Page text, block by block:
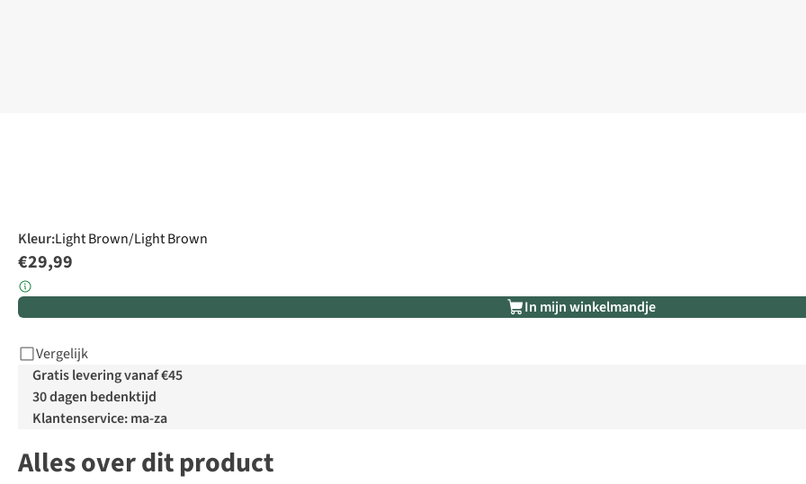
Kleur:Light Brown/Light Brown
€29,99
In mijn winkelmandje
Vergelijk
Gratis levering vanaf €45
30 dagen bedenktijd
Klantenservice: ma-za
Alles over dit product